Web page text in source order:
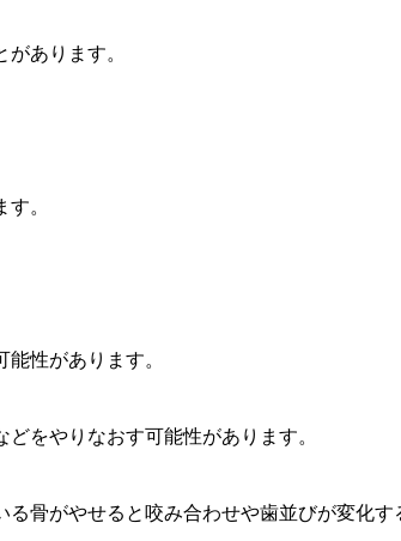
あります。
。
性があります。
をやりなおす可能性があります。
骨がやせると咬み合わせや歯並びが変化